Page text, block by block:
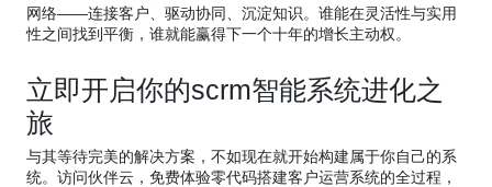
网络——连接客户、驱动协同、沉淀知识。谁能在灵活性与实用
性之间找到平衡，谁就能赢得下一个十年的增长主动权。
立即开启你的scrm智能系统进化之
旅
与其等待完美的解决方案，不如现在就开始构建属于你自己的系
统。访问伙伴云，免费体验零代码搭建客户运营系统的全过程，